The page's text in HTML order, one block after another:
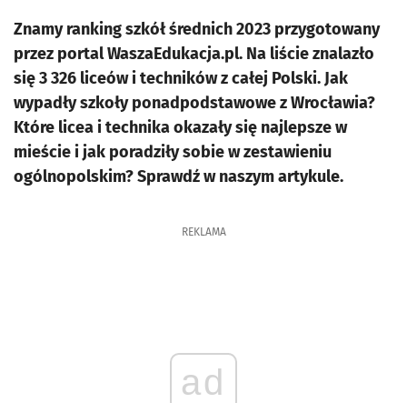
Znamy ranking szkół średnich 2023 przygotowany
przez portal WaszaEdukacja.pl. Na liście znalazło
się 3 326 liceów i techników z całej Polski. Jak
wypadły szkoły ponadpodstawowe z Wrocławia?
Które licea i technika okazały się najlepsze w
mieście i jak poradziły sobie w zestawieniu
ogólnopolskim? Sprawdź w naszym artykule.
REKLAMA
ad